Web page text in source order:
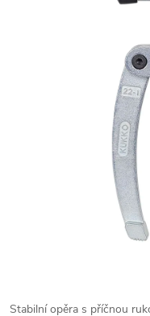
Stabilní opěra s příčnou